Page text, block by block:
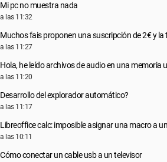
Mi pc no muestra nada
a las 11:32
Muchos fais proponen una suscripción de 2€ y la
a las 11:27
Hola, he leído archivos de audio en una memoria
a las 11:20
Desarrollo del explorador automático?
a las 11:17
Libreoffice calc: imposible asignar una macro a
a las 10:11
Cómo conectar un cable usb a un televisor